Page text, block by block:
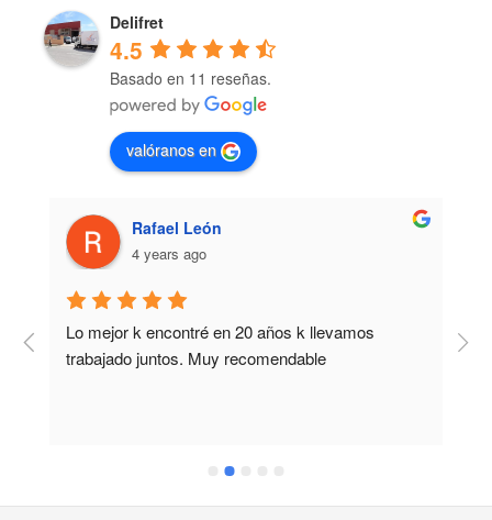
Delifret
4.5
Basado en 11 reseñas.
valóranos en
Rafael León
4 years ago
Lo mejor k encontré en 20 años k llevamos
trabajado juntos. Muy recomendable